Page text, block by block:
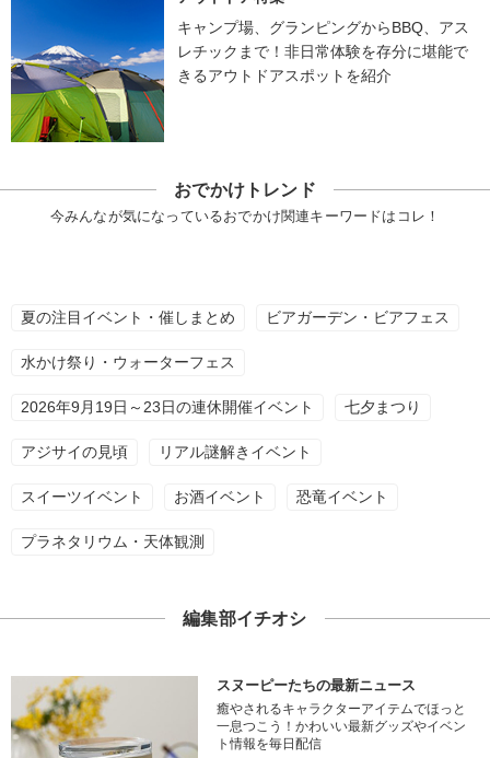
キャンプ場、グランピングからBBQ、アス
レチックまで！非日常体験を存分に堪能で
きるアウトドアスポットを紹介
おでかけトレンド
今みんなが気になっているおでかけ関連キーワードはコレ！
夏の注目イベント・催しまとめ ビアガーデン・ビアフェス
水かけ祭り・ウォーターフェス
2026年9月19日～23日の連休開催イベント 七夕まつり
アジサイの見頃 リアル謎解きイベント
スイーツイベント お酒イベント 恐竜イベント
プラネタリウム・天体観測
編集部イチオシ
スヌーピーたちの最新ニュース
癒やされるキャラクターアイテムでほっと
一息つこう！かわいい最新グッズやイベン
ト情報を毎日配信